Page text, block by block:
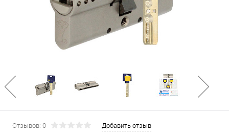
Отзывов: 0 Добавить отзыв